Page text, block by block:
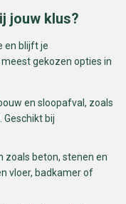
jouw klus?
en blijft je
gekozen opties in
en sloopafval, zoals
Geschikt bij
zoals beton, stenen en
vloer, badkamer of